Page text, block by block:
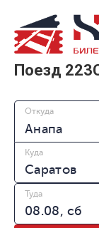
Поезд
Откуда
Куда
Туда